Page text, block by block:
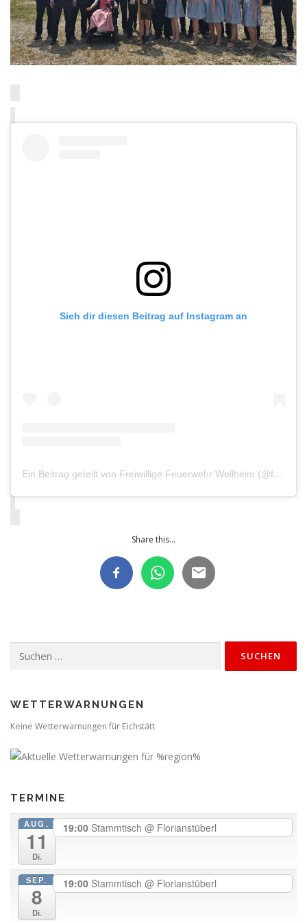
Sieh dir diesen Beitrag auf Instagram an
Ein Beitrag geteilt von Freiwillige Feuerwehr Wellheim (@feuerwehr.wellheim)
Share this...
nach:
WETTERWARNUNGEN
Keine Wetterwarnungen für Eichstätt
TERMINE
AUG.
11
Di.
19:00 Stammtisch @ Florianstüberl
SEP.
8
Di.
19:00 Stammtisch @ Florianstüberl